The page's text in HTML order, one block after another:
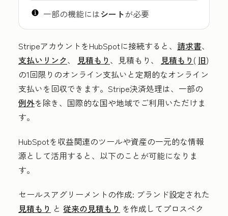
一部の機能にはシートが必要
StripeアカウントをHubSpotに接続すると、 請求書、
支払いリンク、 見積もり 、見積もり、 見積もり ( 旧)
の1回限りのオンライン支払いと定期的なオンライン
支払いを回収できます。Stripe決済処理は、一部の
例外を除き、国際的な国や地域でご利用いただけま
す。
HubSpotを収益関連のツールや資産の一元的な情報
源として活用すると、以下のことが可能になりま
す。
セールスアグリーメントの作成: ブランド設定された
見積もり と 従来の見積もり を作成してプロスペク